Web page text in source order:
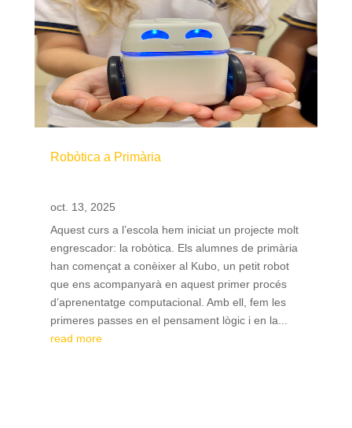
Robòtica a Primària
oct. 13, 2025
Aquest curs a l’escola hem iniciat un projecte molt
engrescador: la robòtica. Els alumnes de primària
han començat a conèixer al Kubo, un petit robot
que ens acompanyarà en aquest primer procés
d’aprenentatge computacional. Amb ell, fem les
primeres passes en el pensament lògic i en la...
read more